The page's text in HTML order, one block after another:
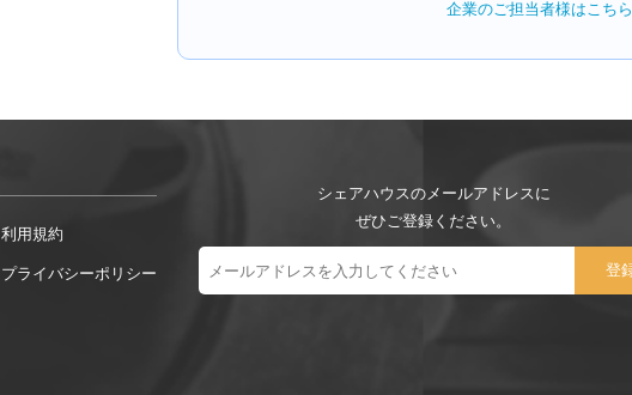
企業のご担当者様はこちら
利用規約
プライバシーポリシー
シェアハウスのメールアドレスに
ぜひご登録ください。